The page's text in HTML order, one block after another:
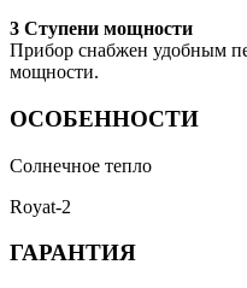
3 Ступени мощности
Прибор снабжен удобным
мощности.
ОСОБЕННОСТИ
Солнечное тепло
Royat-2
ГАРАНТИЯ